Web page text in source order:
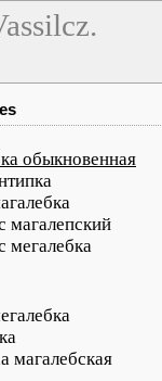
обыкновенная
магалепский
мегалебка
магалебская